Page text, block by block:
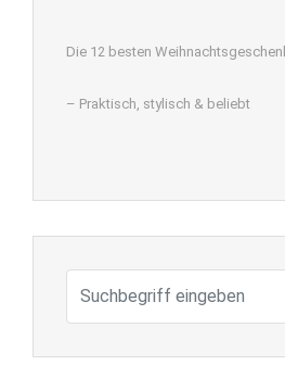
Die 12 besten
– Praktisch, stylisch & beliebt